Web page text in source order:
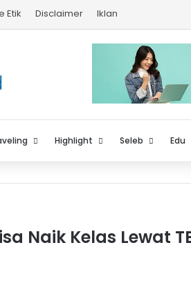
Etik Disclaimer Iklan
Highlight Seleb Edu
Naik Kelas Lewat